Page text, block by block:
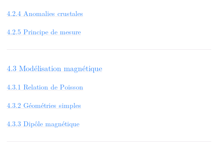
4.2.4 Anomalies crustales
4.2.5 Principe de mesure
4.3 Modélisation magnétique
4.3.1 Relation de Poisson
4.3.2 Géométries simples
4.3.3 Dipôle magnétique